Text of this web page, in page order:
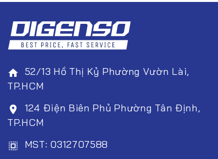
home 52/13 Hồ Thị Kỷ Phường Vườn Lài,
TP.HCM
room
124 Điện Biên Phủ Phường Tân Định,
TP.HCM
select_all MST: 0312707588